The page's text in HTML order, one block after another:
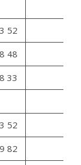
52
48
33
52
82